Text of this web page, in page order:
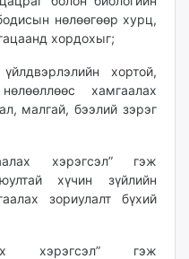
нөлөөгөөр хурц,
хордохыг;
хортой,
хамгаалах
малгай, бээлий зэрэг
хэрэгсэл” гэж
хүчин зүйлийн
зориулалт бүхий
хэрэгсэл” гэж